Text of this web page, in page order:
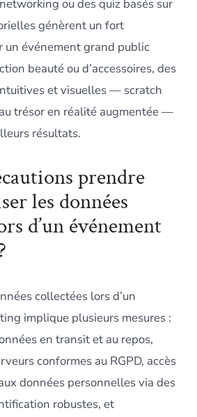
ou des quiz basés sur
génèrent un fort
un événement grand public
beauté ou d’accessoires, des
et visuelles — scratch
trésor en réalité augmentée —
résultats.
prendre
les données
d’un événement
collectées lors d’un
implique plusieurs mesures :
en transit et au repos,
conformes au RGPD, accès
données personnelles via des
robustes, et